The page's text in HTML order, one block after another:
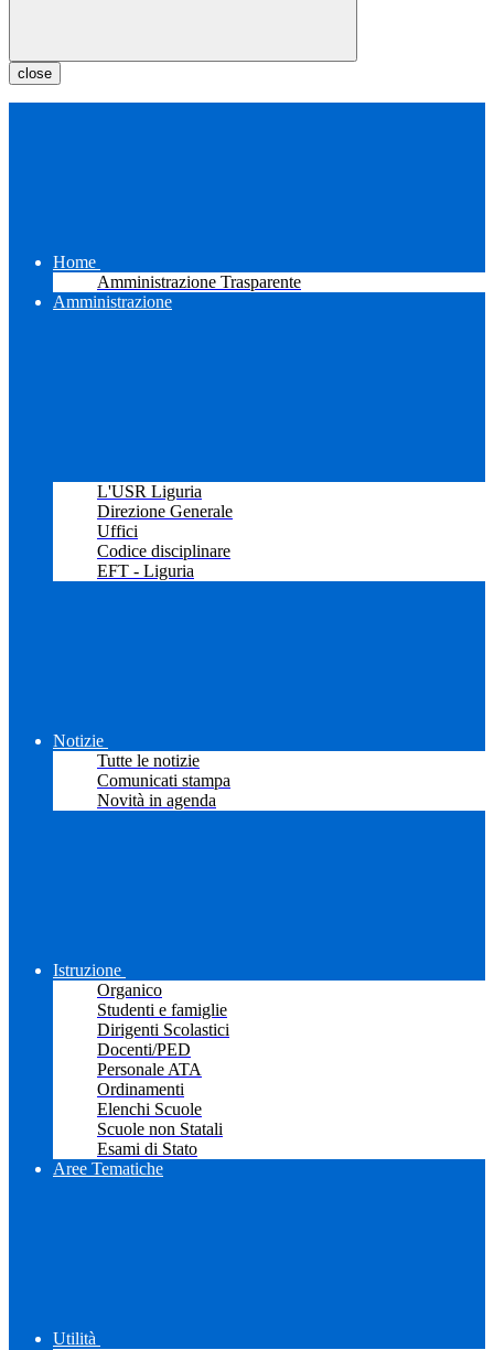
close
Home
Amministrazione Trasparente
Amministrazione
L'USR Liguria
Direzione Generale
Uffici
Codice disciplinare
EFT - Liguria
Notizie
Tutte le notizie
Comunicati stampa
Novità in agenda
Istruzione
Organico
Studenti e famiglie
Dirigenti Scolastici
Docenti/PED
Personale ATA
Ordinamenti
Elenchi Scuole
Scuole non Statali
Esami di Stato
Aree Tematiche
Utilità